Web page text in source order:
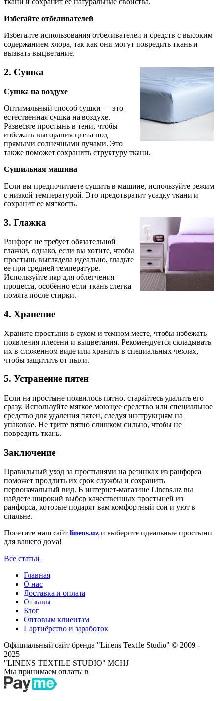
ткани и сохранит ее натуральные свойства.
Избегайте отбеливателей
Избегайте использования отбеливателей и средств с высоким
содержанием хлора, так как они могут повредить ткань и
вызвать выцветание.
2. Сушка
Сушка на воздухе
Оптимальный способ сушки — это
естественная сушка на воздухе.
Развесьте простынь в тени, чтобы
избежать выгорания цвета под
прямыми солнечными лучами. Это
также поможет сохранить структуру ткани.
Сушильная машина
Если вы предпочитаете сушить в машине, используйте режим
с низкой температурой. Это предотвратит усадку ткани и
сохранит ее мягкость.
3. Глажка
Ранфорс не требует обязательной
глажки, однако, если вы хотите, чтобы
простынь выглядела идеально, гладьте
ее при средней температуре.
Используйте пар для облегчения
процесса, особенно если ткань слегка
помята после стирки.
4. Хранение
Храните простыни в сухом и темном месте, чтобы избежать
появления плесени и выцветания. Рекомендуется складывать
их в сложенном виде или хранить в специальных чехлах,
чтобы защитить от пыли.
5. Устранение пятен
Если на простыне появилось пятно, старайтесь удалить его
сразу. Используйте мягкое моющее средство или специальное
средство для удаления пятен, следуя инструкциям на
упаковке. Не трите пятно слишком сильно, чтобы не
повредить ткань.
Заключение
Правильный уход за простынями на резинках из ранфорса
поможет продлить их срок службы и сохранить
первоначальный вид. В интернет-магазине Linens.uz вы
найдете широкий выбор качественных простыней из
ранфорса, которые подарят вам комфортный сон и уют в
спальне.
Посетите наш сайт linens.uz и выберите идеальные простыни
для вашего дома!
Все статьи
Главная
О нас
Доставка и оплата
Отзывы
Блог
Оптовым клиентам
Партнёрство и заработок
Официальный сайт бренда "Linens Textile Studio" © 2009 -
2025
"LINENS TEXTILE STUDIO" MCHJ
Мы принимаем оплаты в